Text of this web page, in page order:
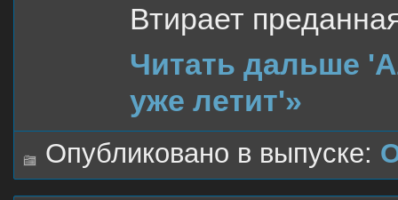
Втирает
Читать дальше
уже летит'»
Опубликовано в выпуске: